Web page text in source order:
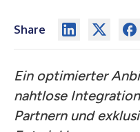
Share
Ein optimierter
nahtlose
Partnern und